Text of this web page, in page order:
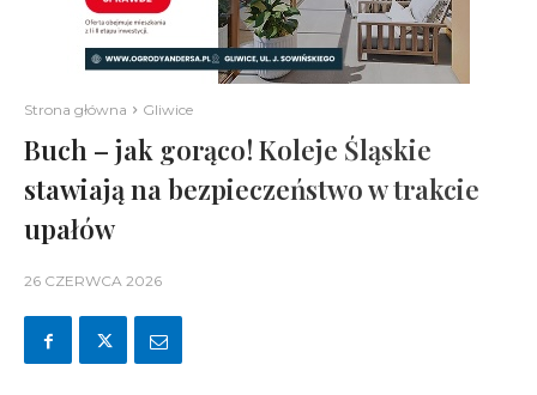
Strona główna Gliwice
Buch – jak gorąco! Koleje Śląskie
stawiają na bezpieczeństwo w trakcie
upałów
26 CZERWCA 2026